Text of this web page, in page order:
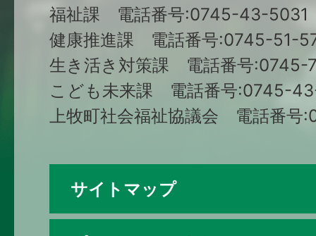
福祉課 電話番号:0745-43-5031
健康推進課 電話番号:0745-51-
生き活き対策課 電話番号:0745-
こども未来課 電話番号:0745-
上牧町社会福祉協議会 電話番号
サイトマップ